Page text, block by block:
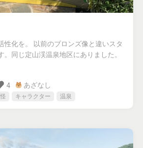
性化を。 以前のブロンズ像と違いスタ
。同じ定山渓温泉地区にありました。
4 あざなし
キャラクター 温泉